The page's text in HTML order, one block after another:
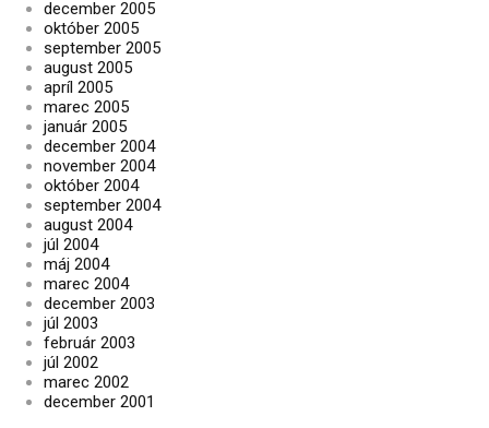
december 2005
október 2005
september 2005
august 2005
apríl 2005
marec 2005
január 2005
december 2004
november 2004
október 2004
september 2004
august 2004
júl 2004
máj 2004
marec 2004
december 2003
júl 2003
február 2003
júl 2002
marec 2002
december 2001